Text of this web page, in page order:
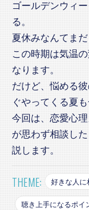
ゴールデンウィ
る。
夏休みなんてまだ
この時期は気温
なります。
だけど、悩める
ぐやってくる夏
今回は、恋愛心
が思わず相談し
説します。
THEME: 好きな人に
聴き上手になるポイ